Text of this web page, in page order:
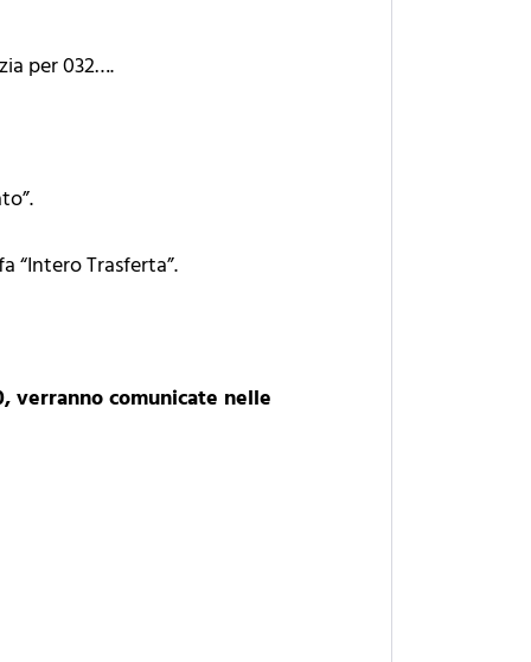
per 032….
“Intero Trasferta”.
verranno comunicate nelle